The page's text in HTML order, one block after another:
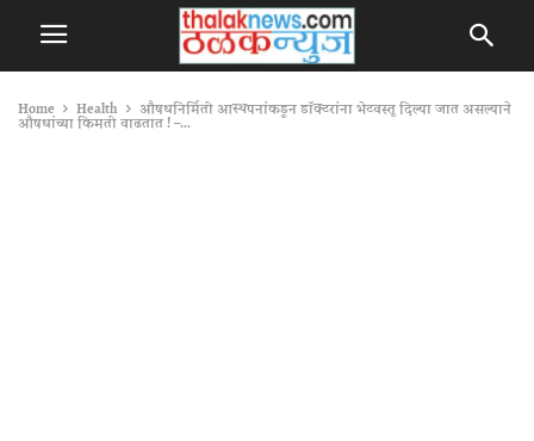
Home Health औषधनिर्मिती आस्थपनांकडून डॉक्टरांना भेटवस्तू दिल्या जात असल्याने
औषधांच्या किमती वाढतात ! –...